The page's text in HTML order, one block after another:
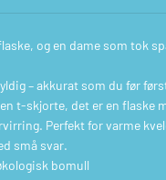
og en dame som tok
– akkurat som du før
t-skjorte, det er en flaske
Perfekt for varme
små svar.
bomull